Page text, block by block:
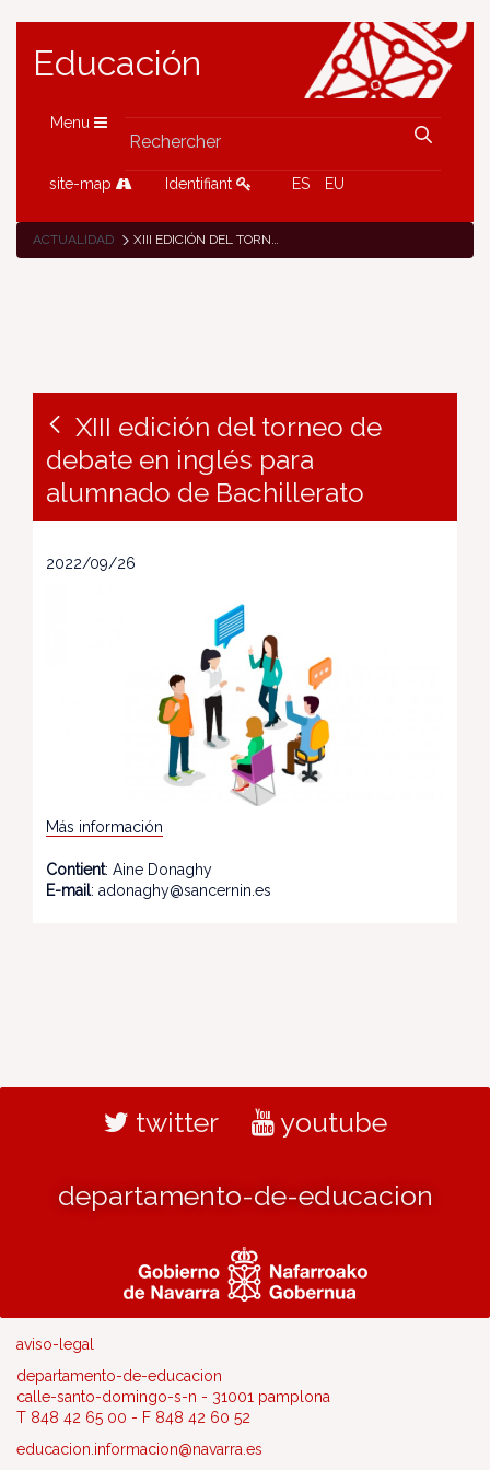
Educación
Menu
site-map Identifiant ES EU
ACTUALIDAD XIII EDICIÓN DEL TORNEO DE DEBATE EN INGLÉS PARA ALUMNADO DE BACHILLERATO
XIII edición del torneo de
debate en inglés para
alumnado de Bachillerato
2022/09/26
Más información
Contient: Aine Donaghy
E-mail: adonaghy@sancernin.es
twitter youtube
departamento-de-educacion
aviso-legal
departamento-de-educacion
calle-santo-domingo-s-n - 31001 pamplona
T 848 42 65 00 - F 848 42 60 52
educacion.informacion@navarra.es